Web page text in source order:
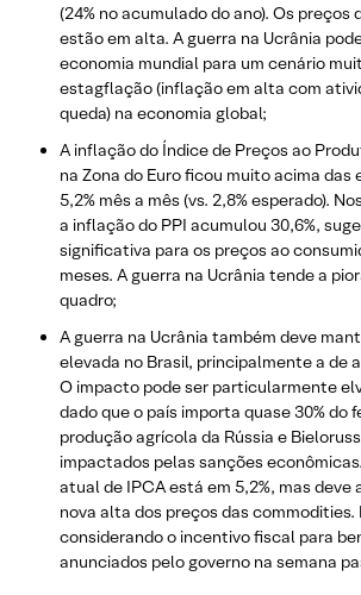
(24% no acumulado do ano). Os preços
estão em alta. A guerra na Ucrânia
economia mundial para um cenário
estagflação (inflação em alta com
queda) na economia global;
A inflação do Índice de Preços ao
na Zona do Euro ficou muito acima das
5,2% mês a mês (vs. 2,8% esperado).
a inflação do PPI acumulou 30,6%,
significativa para os preços ao
meses. A guerra na Ucrânia tende a
quadro;
A guerra na Ucrânia também deve
elevada no Brasil, principalmente a de
O impacto pode ser particularmente
dado que o país importa quase 30% do
produção agrícola da Rússia e
impactados pelas sanções
atual de IPCA está em 5,2%, mas deve
nova alta dos preços das commodities.
considerando o incentivo fiscal para
anunciados pelo governo na semana